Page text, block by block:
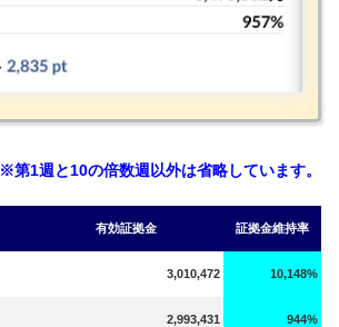
※第1週と10の倍数週以外は省略しています。
有効証拠金 証拠金維持率
3,010,472 10,148%
2,993,431 944%